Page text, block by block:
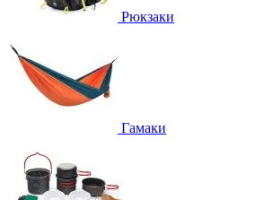
Рюкзаки
Гамаки